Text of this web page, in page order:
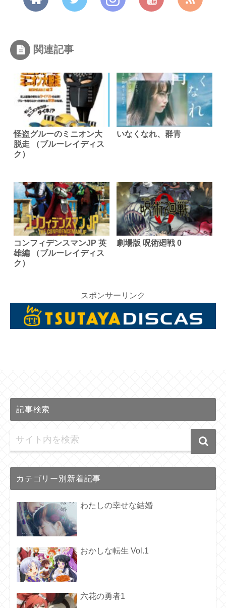
関連記事
怪盗グルーのミニオン大
脱走 （ブルーレイディス
ク）
いなくなれ、群青
コンフィデンスマンJP 英
雄編 （ブルーレイディス
ク）
劇場版 呪術廻戦 0
スポンサーリンク
記事検索
カテゴリー別新着記事
わたしの幸せな結婚
おかしな転生 Vol.1
六花の勇者1